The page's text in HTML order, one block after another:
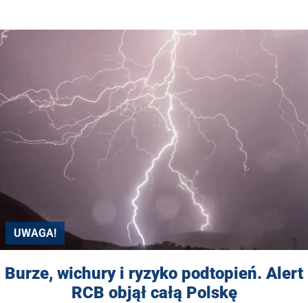
UWAGA!
Burze, wichury i ryzyko podtopień. Alert
RCB objął całą Polskę